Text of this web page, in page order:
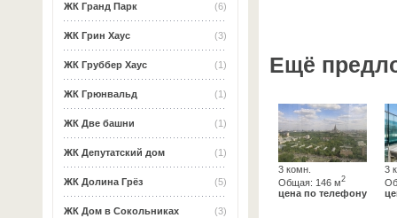
(6)
ЖК Гранд Парк
(3)
ЖК Грин Хаус
(1)
ЖК Груббер Хаус
(1)
ЖК Грюнвальд
(1)
ЖК Две башни
(1)
ЖК Депутатский дом
(5)
ЖК Долина Грёз
(3)
ЖК Дом в Сокольниках
Ещё
3 комн.
Общая: 146 м2
цена по телефону
3